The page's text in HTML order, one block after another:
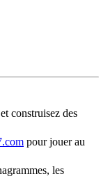
construisez des
pour jouer au
les